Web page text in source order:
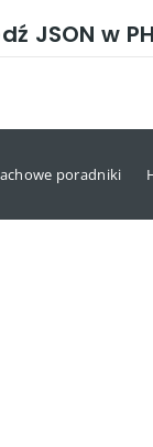
JSON w
poradniki